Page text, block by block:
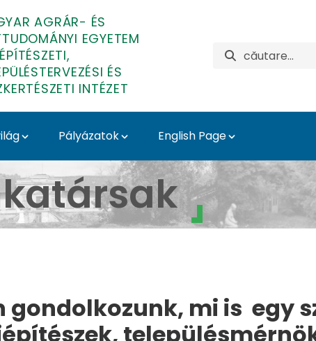
AGRÁR- ÉS
EGYETEM
ÉS
INTÉZET
Pályázatok English Page
és
gondolkozunk, mi is egy